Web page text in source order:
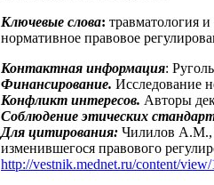
Ключевые слова: травматология
нормативное правовое
Контактная информация:
Финансирование. Исследование
Конфликт интересов. Авторы
Соблюдение этических
Для цитирования: Чилилов А.М.,
изменившегося правового
http://vestnik.mednet.ru/content/